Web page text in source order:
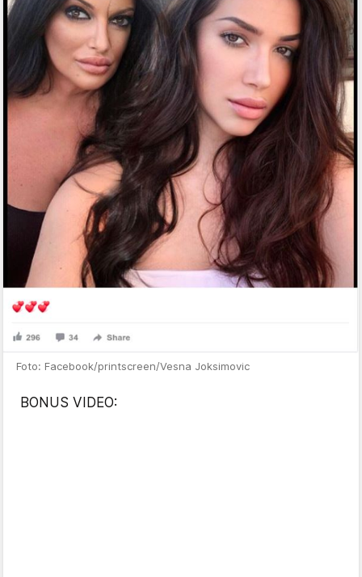
Foto: Facebook/printscreen/Vesna Joksimovic
BONUS VIDEO: